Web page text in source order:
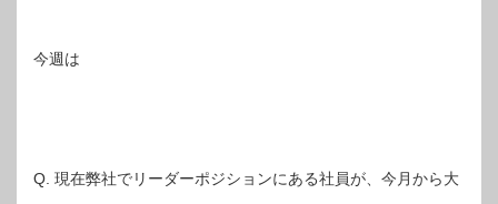
今週は
Q. 現在弊社でリーダーポジションにある社員が、今月から大